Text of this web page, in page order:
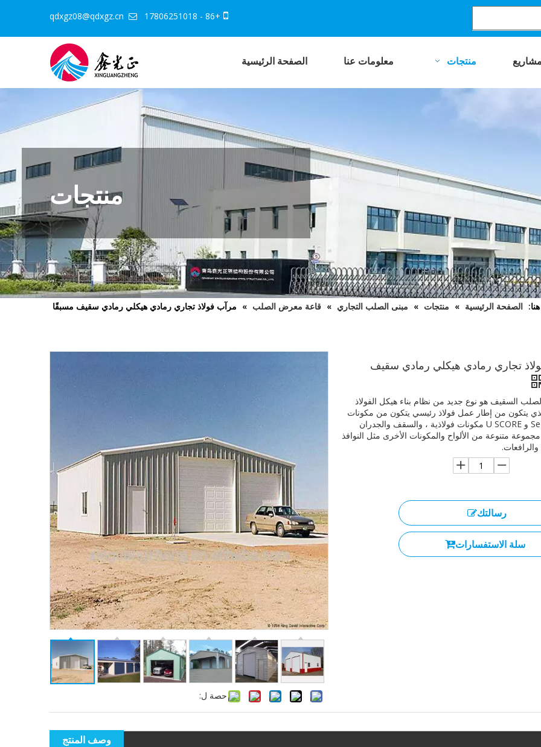

+86 - 17806251018

qdxgz08@qdxgz.cn
منتجات معلومات عنا الصفحة الرئيسية
منتجات
الصفحة الرئيسية » منتجات » مبنى الصلب التجاري » قاعة معرض الصلب » مرآب فولاذ تجاري رمادي هيكلي رمادي سقيف مسبقًا
حصة ل:
تجاري رمادي هيكلي رمادي سقيف
السقيف هو نوع جديد من نظام بناء هيكل الفولاذ
يتكون من إطار عمل فولاذ رئيسي يتكون من مكونات
H و Section و U SCORE مكونات فولاذية ، والسقف والجدران
متنوعة من الألواح والمكونات الأخرى مثل النوافذ
والرافعات.
رسالتك
سلة الاستفسارات
وصف المنتج